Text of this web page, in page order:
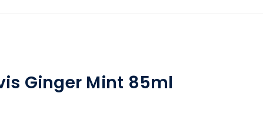
Ginger Mint 85ml